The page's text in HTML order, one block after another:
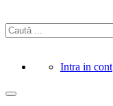
Intra in cont